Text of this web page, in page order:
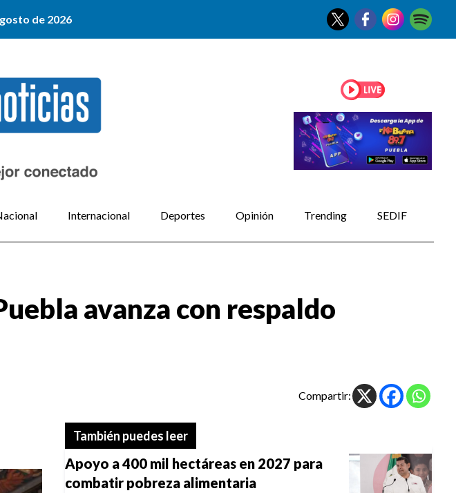
de 2026
Internacional Deportes Opinión Trending SEDIF
avanza con respaldo
Compartir:
También puedes leer
Apoyo a 400 mil hectáreas en 2027 para
combatir pobreza alimentaria